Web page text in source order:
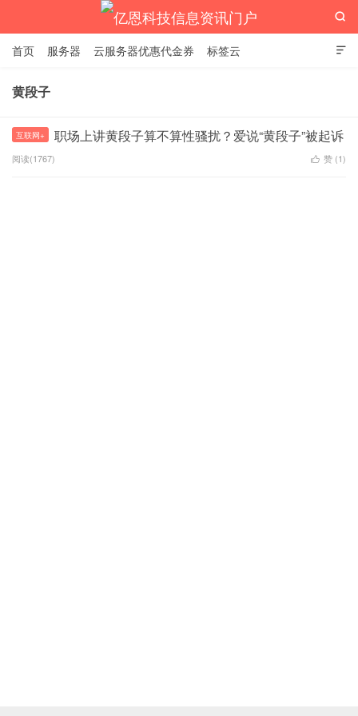
亿恩科技信息资讯门户

首页 服务器 云服务器优惠代金券 标签云

黄段子
互联网+ 职场上讲黄段子算不算性骚扰？爱说“黄段子”被起诉
阅读(1767)  赞 (1)